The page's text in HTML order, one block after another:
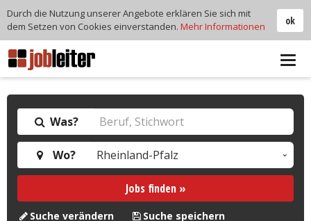
Was?
Wo?
Jobs finden »
Suche verändern Suche speichern
ok
Durch die Nutzung unserer Angebote erklären Sie sich mit
dem Setzen von Cookies einverstanden. Mehr Informationen